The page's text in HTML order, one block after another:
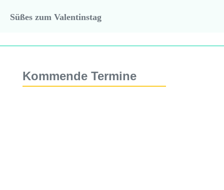
Süßes zum Valentinstag
Kommende Termine